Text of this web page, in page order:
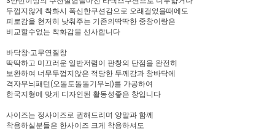
두껍지않게 착화시 폭신한쿠션감으로 오래걸었을때에도
피로감을 현저히 낮춰주는 기존의딱딱한 중창이랑은
비교할수없는 착화감을 선사합니다
바닥창-고무연질창
딱딱하고 미끄러운 일반저렴이 판창의 단점을 완전히
보완하여 너무두껍지않은 적당한 두께감과 창바닥에
격자무늬패턴(오돌토돌돌기무늬)를 가공하여
한국지형에 맞게 디자인된 활동성좋은 창입니다
사이즈는 정사이즈로 권해드리며 양말과 함께
착용하실분들은 한사이즈 크게 착용하셔도